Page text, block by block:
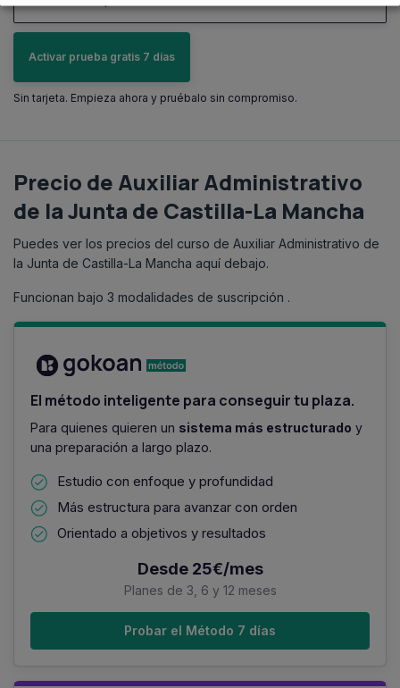
Ver documento oficial
Ver documento oficial
Convocatoria
Ver documento oficial
18/03/2025
Ver documento oficial
Admitidos definitivos
11/10/2025
Examen
15/01/2026
Méritos provisionales
Ver documento oficial
Méritos definitivos
OEP 2021
22/12/2022
Convocatoria
Listado definitivo
21/10/2023
Primer examen
26/01/2024
Aprobados fase de oposición
Aprobados proceso selectivo
Activar prueba gratis 7 días
Sin tarjeta. Empieza ahora y pruébalo sin compromiso.
Precio de Auxiliar Administrativo
de la Junta de Castilla-La Mancha
Puedes ver los precios del curso de Auxiliar Administrativo de
la Junta de Castilla-La Mancha aquí debajo.
Funcionan bajo 3 modalidades de suscripción .
El método inteligente para conseguir tu plaza.
Para quienes quieren un sistema más estructurado y
una preparación a largo plazo.
Estudio con enfoque y profundidad
Más estructura para avanzar con orden
Orientado a objetivos y resultados
Desde 25€/mes
Planes de 3, 6 y 12 meses
Probar el Método 7 días